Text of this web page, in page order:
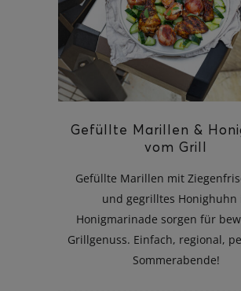
Gefüllte Marillen &
vom Grill
Gefüllte Marillen mit
und gegrilltes Honighuhn
Honigmarinade sorgen für
Grillgenuss. Einfach, regional,
Sommerabende!